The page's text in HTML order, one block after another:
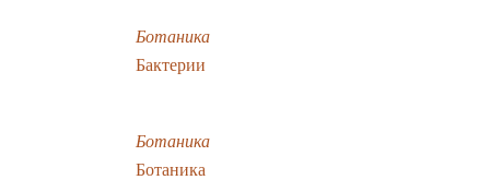
Ботаника
Бактерии
Ботаника
Ботаника